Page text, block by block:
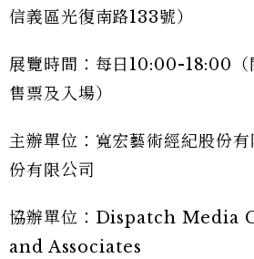
信義區光復南路133號）
展覽時間：每日10:00-18:00（
售票及入場）
主辦單位：寬宏藝術經紀股份
份有限公司
協辦單位：Dispatch Media
and Associates